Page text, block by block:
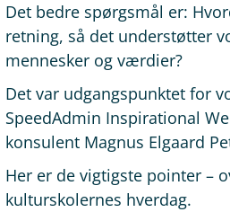
Det bedre spørgsmål er:
retning, så det understøtter
mennesker og værdier?
Det var udgangspunktet for
SpeedAdmin Inspirational
konsulent Magnus Elgaard
Her er de vigtigste pointer –
kulturskolernes hverdag.